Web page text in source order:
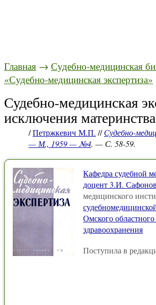
Главная → Судебно-медицинская
«Судебно-медицинская экспертиза»
Судебно-медицинская
исключения материнства
/Петржкевич М.П. //Судебно-
— М., 1959 — №4. — С. 58-59.
Кафедра судебной
доцент 3.И.
медицинского
Омского областного
здравоохранения
Поступила в